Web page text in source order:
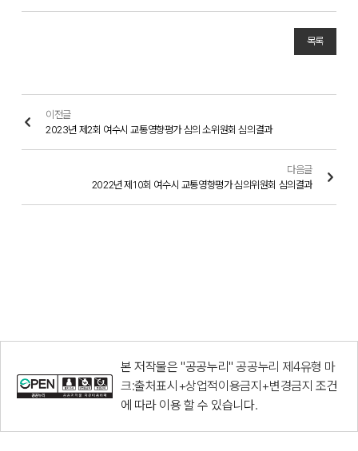
목록
이전글
2023년 제2회 여수시 교통영향평가 심의 소위원회 심의결과
다음글
2022년 제10회 여수시 교통영향평가 심의위원회 심의결과
본 저작물은 "공공누리"공공누리 제4유형 마
크:출처표시+상업적이용금지+변경금지 조건
에 따라 이용 할 수 있습니다.